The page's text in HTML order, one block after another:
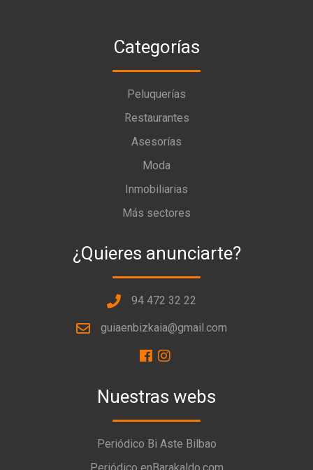
Categorías
Peluquerías
Restaurantes
Asesorías
Moda
Inmobiliarias
Más sectores
¿Quieres anunciarte?
94 472 32 22
guiaenbizkaia@gmail.com
Nuestras webs
Periódico Bi Aste Bilbao